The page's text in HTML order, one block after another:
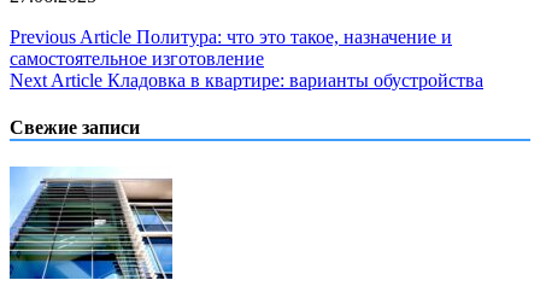
Навигация
по
Previous Article Политура: что это такое, назначение и
самостоятельное изготовление
Next Article Кладовка в квартире: варианты обустройства
Свежие записи